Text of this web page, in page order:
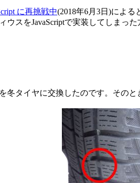
に再挑戦中(2018年6月3日)によ
ウスをJavaScriptで実装してしまっ
タイヤに交換したのです。そのと